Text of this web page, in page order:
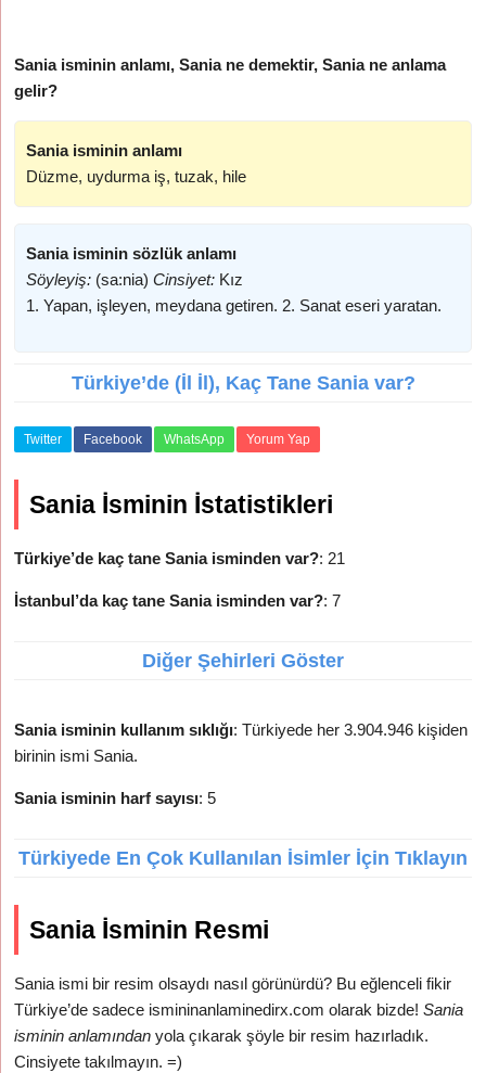
Sania isminin anlamı, Sania ne demektir, Sania ne anlama
gelir?
Sania isminin anlamı
Düzme, uydurma iş, tuzak, hile
Sania isminin sözlük anlamı
Söyleyiş: (sa:nia)Cinsiyet: Kız
1. Yapan, işleyen, meydana getiren. 2. Sanat eseri yaratan.
Türkiye’de (İl İl), Kaç Tane Sania var?
Twitter Facebook WhatsApp Yorum Yap
Sania İsminin İstatistikleri
Türkiye’de kaç tane Sania isminden var?: 21
İstanbul’da kaç tane Sania isminden var?: 7
Diğer Şehirleri Göster
Sania isminin kullanım sıklığı: Türkiyede her 3.904.946 kişiden
birinin ismi Sania.
Sania isminin harf sayısı: 5
Türkiyede En Çok Kullanılan İsimler İçin Tıklayın
Sania İsminin Resmi
Sania ismi bir resim olsaydı nasıl görünürdü? Bu eğlenceli fikir
Türkiye’de sadece ismininanlaminedirx.com olarak bizde!Sania
isminin anlamından yola çıkarak şöyle bir resim hazırladık.
Cinsiyete takılmayın. =)